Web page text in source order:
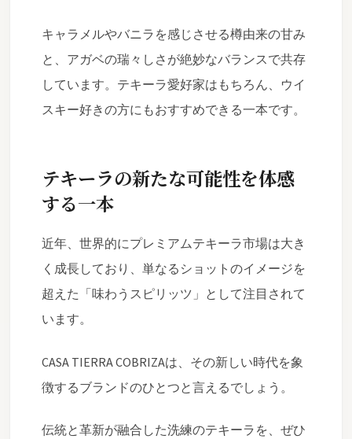
キャラメルやバニラを感じさせる樽由来の甘み
と、アガベの瑞々しさが絶妙なバランスで共存
しています。テキーラ愛好家はもちろん、ウイ
スキー好きの方にもおすすめできる一本です。
テキーラの新たな可能性を体感
する一本
近年、世界的にプレミアムテキーラ市場は大き
く成長しており、単なるショットのイメージを
超えた「味わうスピリッツ」として注目されて
います。
CASA TIERRA COBRIZAは、その新しい時代を象
徴するブランドのひとつと言えるでしょう。
伝統と革新が融合した洗練のテキーラを、ぜひ